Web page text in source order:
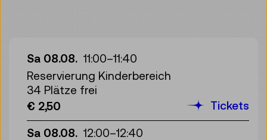
Sa 08.08. 11:00–11:40
Reservierung Kinderbereich
34 Plätze frei
€ 2,50
Tickets
Sa 08.08. 12:00–12:40